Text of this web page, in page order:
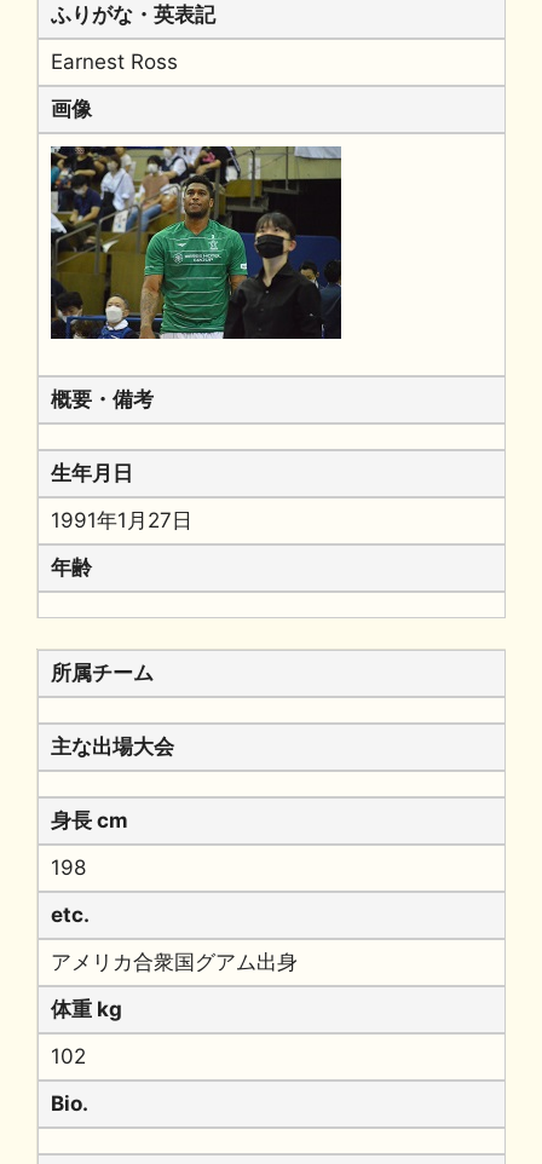
ふりがな・英表記
Earnest Ross
画像
概要・備考
生年月日
1991年1月27日
年齢
所属チーム
主な出場大会
身長 cm
198
etc.
アメリカ合衆国グアム出身
体重 kg
102
Bio.